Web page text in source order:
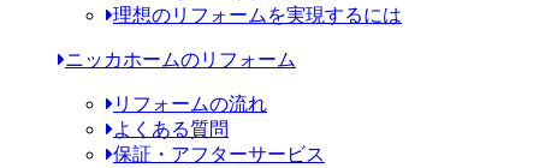
理想のリフォームを実現するには
ニッカホームのリフォーム
リフォームの流れ
よくある質問
保証・アフターサービス